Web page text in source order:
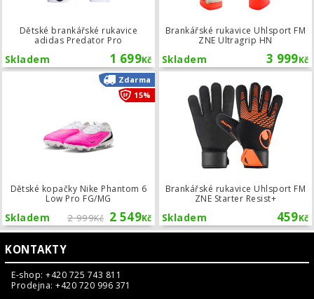
Dětské brankářské rukavice
adidas Predator Pro
1 699Kč
Skladem
Brankářské rukavice Uhlsport FM
ZNE Ultragrip HN
3 999Kč
Skladem
Dětské kopačky Nike Phantom 6
Low Pro FG/MG
2 999Kč 2 549Kč
Skladem
Zdarma
15%
Brankářské rukavice Uhlsport FM
ZNE Starter Resist+
459Kč
Skladem
KONTAKTY
E-shop: +420 725 743 811
Prodejna: +420 720 996 371